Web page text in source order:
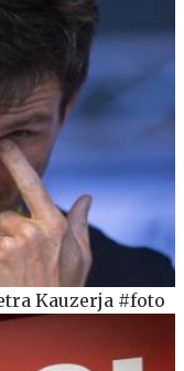
Kauzerja #foto